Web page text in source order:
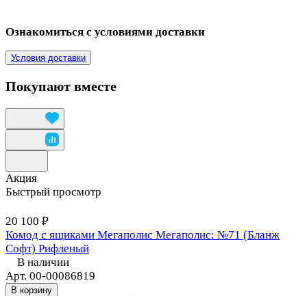
Ознакомиться с условиями доставки
Условия доставки
Покупают вместе
Акция
Быстрый просмотр
20 100 ₽
Комод с ящиками Мегаполис Мегаполис: №71 (Бланж
Софт) Рифленый
В наличии
Арт. 00-00086819
В корзину